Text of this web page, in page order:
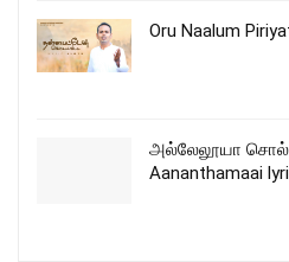
Oru Naalum
அல்லேலூயா
Aananthamaai